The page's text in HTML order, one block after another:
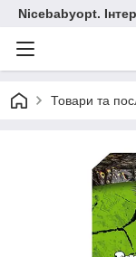
Nicebabyopt.
Товари та